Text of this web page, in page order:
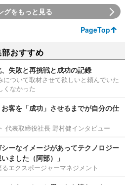
グをもっと見る
PageTop
部おすすめ
失敗と再挑戦と成功の記録
について取材させて欲しいと頼んでいた
くなかった
お客を「成功」させるまでが自分の仕
代表取締役社長 野村健インタビュー
シーなイメージがあってテクノロジー
ました（阿部）」
エクスポージャーマネジメント